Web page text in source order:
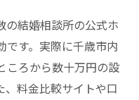
の結婚相談所の公式ホ
です。実際に千歳市内
ころから数十万円の設
、料金比較サイトや口